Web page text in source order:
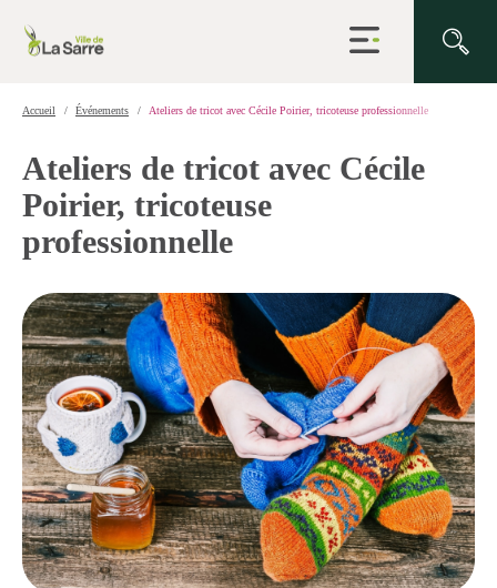
Ouvrir
la
Accueil Événements Ateliers de tricot avec Cécile Poirier, tricoteuse professionnelle
Ateliers de tricot avec Cécile
Poirier, tricoteuse
professionnelle